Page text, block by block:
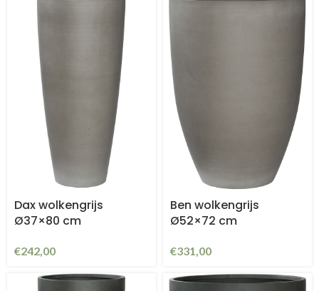
Dax wolkengrijs
Ø37×80 cm
€242,00
Ben wolkengrijs
Ø52×72 cm
€331,00